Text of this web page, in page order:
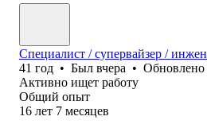
Специалист / супервайзер /
41 год • Был вчера • Обновлено
Активно ищет работу
Общий опыт
16 лет 7 месяцев